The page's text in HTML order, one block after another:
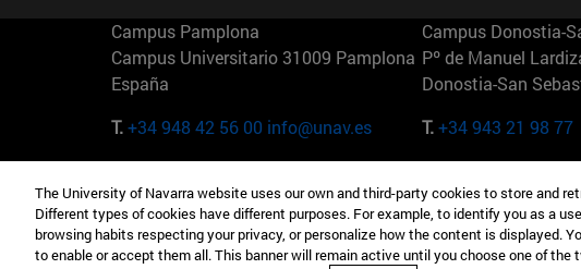
Campus Pamplona
Campus Universitario 31009 Pamplona
España
T.+34 948 42 56 00 info@unav.es
Campus Donostia-
Pº de Manuel
Donostia-San
T.+34 943 21 98 77
Camino del Cerro Águila 3 28023
Madrid España
165 W 57th St
EE.UU
The University of Navarra website uses our own and third-party cookies to store and
Different types of cookies have different purposes. For example, to identify you as a
browsing habits respecting your privacy, or personalize how the content is displayed.
to enable or accept them all. This banner will remain active until you choose one of the